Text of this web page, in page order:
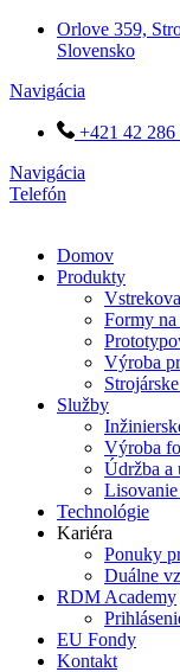
PreskočiťOrlove 359,
Slovensko
Navigácia
+421 42 286
Navigácia
Telefón
Domov
Produkty
Formy na
Výroba
Služby
Výroba
Údržba a
Technológie
Kariéra
Ponuky
Duálne
RDM Academy
EU Fondy
Kontakt